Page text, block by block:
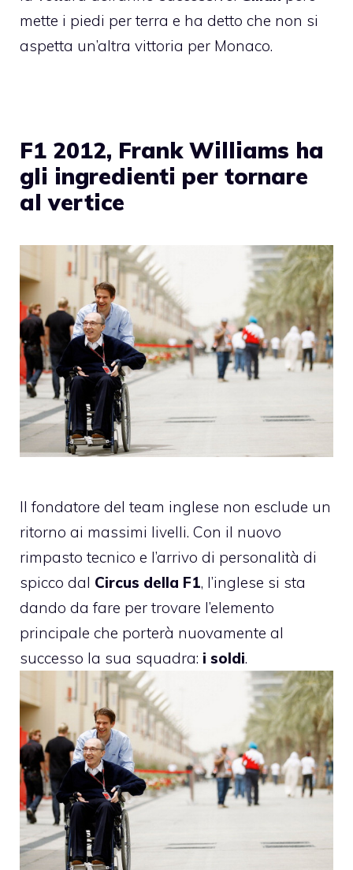
mette i piedi per terra e ha detto che non si
aspetta un’altra vittoria per Monaco.
F1 2012, Frank Williams ha
gli ingredienti per tornare
al vertice
Il fondatore del team inglese non esclude un
ritorno ai massimi livelli. Con il nuovo
rimpasto tecnico e l’arrivo di personalità di
spicco dal Circus della F1, l’inglese si sta
dando da fare per trovare l’elemento
principale che porterà nuovamente al
successo la sua squadra: i soldi.